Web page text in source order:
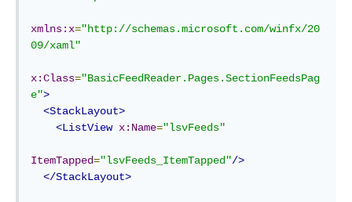
xmlns:x="http://schemas.microsoft.com/winfx/20
09/xaml"
x:Class="BasicFeedReader.Pages.SectionFeedsPag
e">
<StackLayout>
<ListView x:Name="lsvFeeds"
ItemTapped="lsvFeeds_ItemTapped"/>
</StackLayout>